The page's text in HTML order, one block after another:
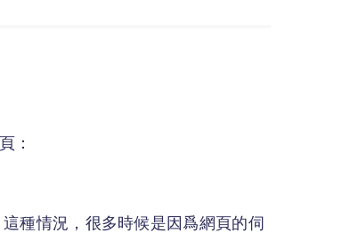
：
種情況，很多時候是因爲網頁的伺